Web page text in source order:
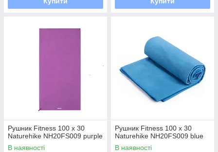
Рушник Fitness 100 х 30
Naturehike NH20FS009 purple
В наявності
Рушник Fitness 100 х 30
Naturehike NH20FS009 blue
В наявності